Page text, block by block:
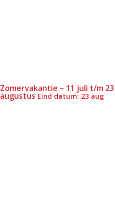
Zomervakantie – 11 juli t/m 23
augustus Eind datum: 23 aug